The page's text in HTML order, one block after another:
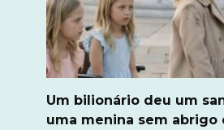
Um bilionário deu um
uma menina sem abrigo